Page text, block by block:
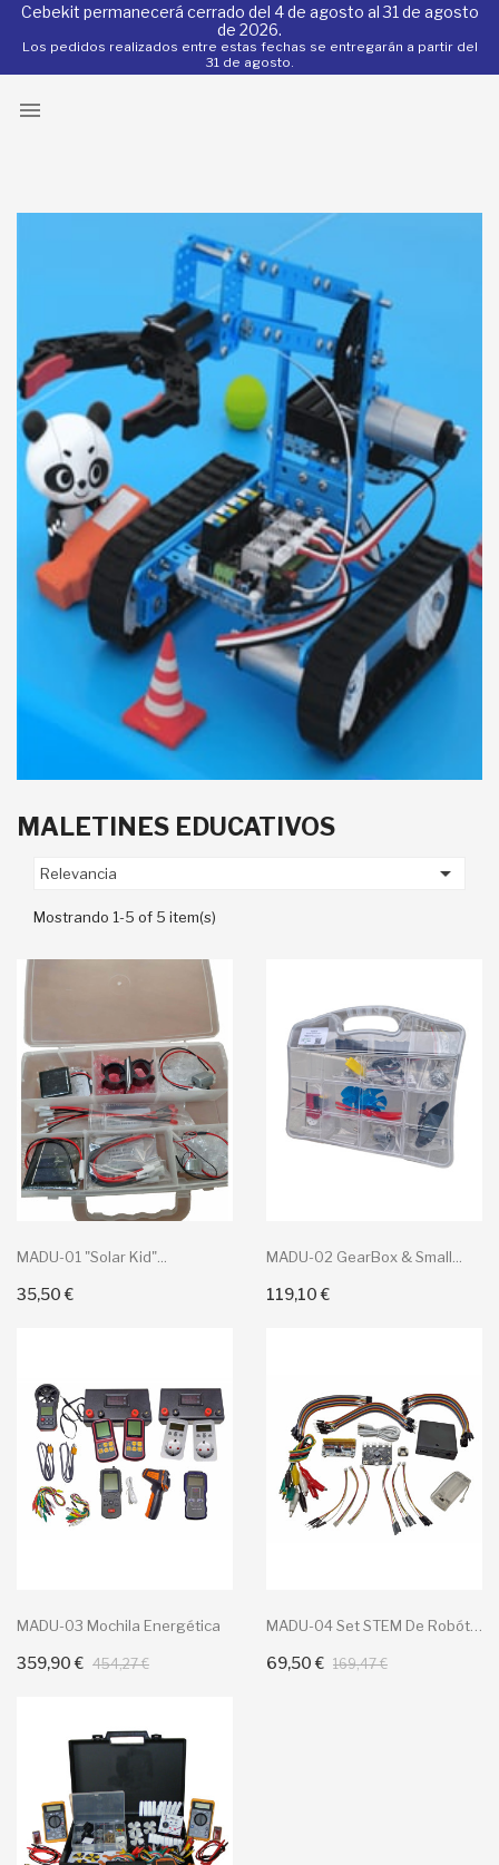
Cebekit permanecerá cerrado del 4 de agosto al 31 de agosto
de 2026.
Los pedidos realizados entre estas fechas se entregarán a partir del
31 de agosto.

MALETINES EDUCATIVOS
Relevancia 
Mostrando 1-5 of 5 item(s)
MADU-01 "Solar Kid"...
35,50 €
Añadir Al Carrito
MADU-02 GearBox & Small...
119,10 €
Añadir Al Carrito
MADU-03 Mochila Energética
359,90 € 454,27 €
Añadir Al Carrito 69,50 € 169,47 €
Añadir Al Carrito